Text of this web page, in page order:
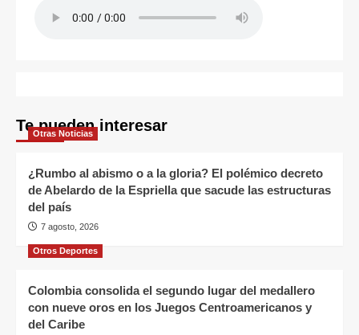
Te pueden interesar
Otras Noticias
¿Rumbo al abismo o a la gloria? El polémico decreto
de Abelardo de la Espriella que sacude las estructuras
del país
7 agosto, 2026
Otros Deportes
Colombia consolida el segundo lugar del medallero
con nueve oros en los Juegos Centroamericanos y
del Caribe